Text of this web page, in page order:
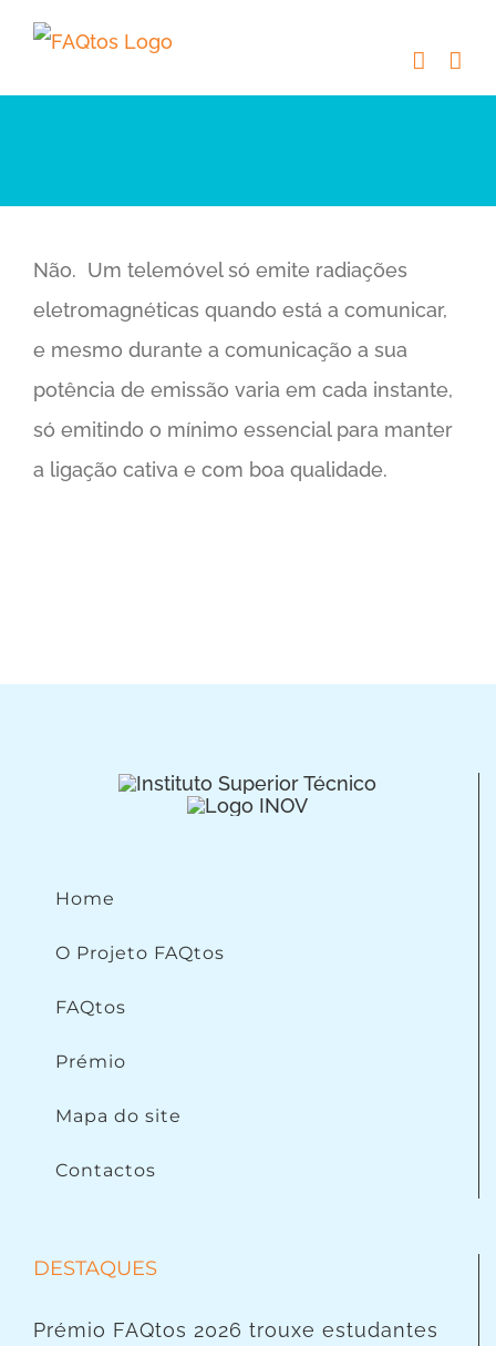
Skip
content
Não. Um telemóvel só emite radiações
eletromagnéticas quando está a comunicar,
e mesmo durante a comunicação a sua
potência de emissão varia em cada instante,
só emitindo o mínimo essencial para manter
a ligação cativa e com boa qualidade.
Home
O Projeto FAQtos
FAQtos
Prémio
Mapa do site
Contactos
DESTAQUES
Prémio FAQtos 2026 trouxe estudantes